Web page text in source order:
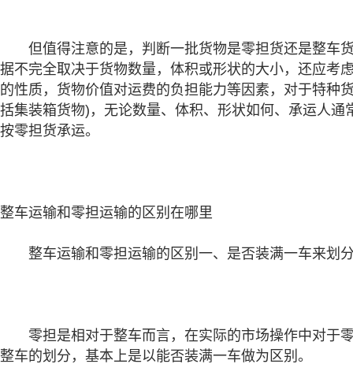
但值得注意的是，判断一批货物是零担货还是整车
据不完全取决于货物数量，体积或形状的大小，还应考
的性质，货物价值对运费的负担能力等因素，对于特种
括集装箱货物)，无论数量、体积、形状如何、承运人通
按零担货承运。
整车运输和零担运输的区别在哪里
整车运输和零担运输的区别一、是否装满一车来划
零担是相对于整车而言，在实际的市场操作中对于
整车的划分，基本上是以能否装满一车做为区别。